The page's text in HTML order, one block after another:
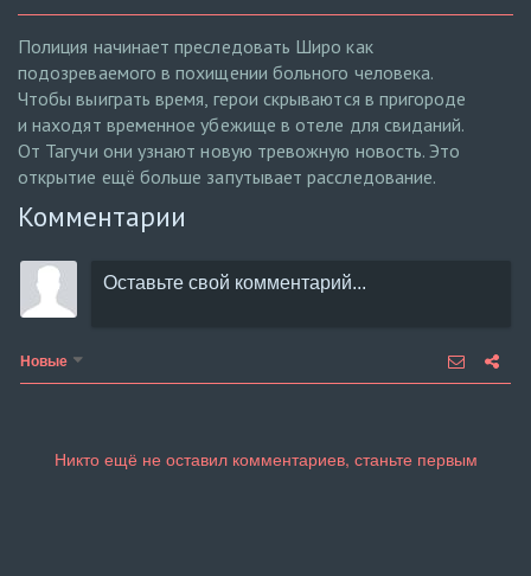
Полиция начинает преследовать Широ как
подозреваемого в похищении больного человека.
Чтобы выиграть время, герои скрываются в пригороде
и находят временное убежище в отеле для свиданий.
От Тагучи они узнают новую тревожную новость. Это
открытие ещё больше запутывает расследование.
Комментарии
Новые